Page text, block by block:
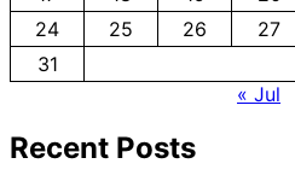
24
25 26 27
31
« Jul
Recent Posts